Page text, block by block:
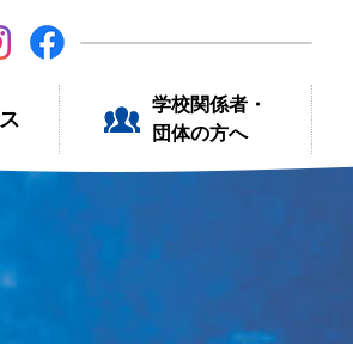
学校関係者・
団体の方へ